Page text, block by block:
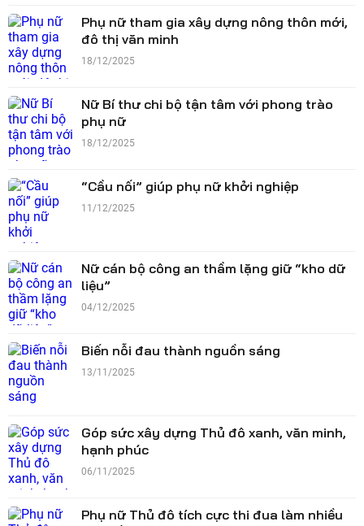
Phụ nữ tham gia xây dựng nông thôn mới,
đô thị văn minh
18/12/2025
Nữ Bí thư chi bộ tận tâm với phong trào
phụ nữ
18/12/2025
“Cầu nối” giúp phụ nữ khởi nghiệp
11/12/2025
Nữ cán bộ công an thầm lặng giữ “kho dữ
liệu”
04/12/2025
Biến nỗi đau thành nguồn sáng
13/11/2025
Góp sức xây dựng Thủ đô xanh, văn minh,
hạnh phúc
06/11/2025
Phụ nữ Thủ đô tích cực thi đua làm nhiều